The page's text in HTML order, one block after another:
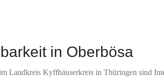
in Oberbösa
Landkreis Kyffhäuserkreis in Thüringen sind